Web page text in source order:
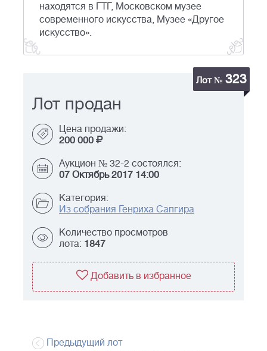
находятся в ГТГ, Московском музее
современного искусства, Музее «Другое
искусство».
Лот № 323
Лот продан
Цена продажи:
200 000
Аукцион № 32-2 состоялся:
07 Октябрь 2017 14:00
Категория:
Из собрания Генриха Сапгира
Количество просмотров
лота: 1847
Добавить в избранное
Предыдущий лот